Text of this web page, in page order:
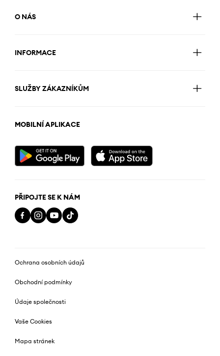
O NÁS
INFORMACE
SLUŽBY ZÁKAZNÍKŮM
MOBILNÍ APLIKACE
PŘIPOJTE SE K NÁM
Ochrana osobních údajů
Obchodní podmínky
Údaje společnosti
Vaše Cookies
Mapa stránek